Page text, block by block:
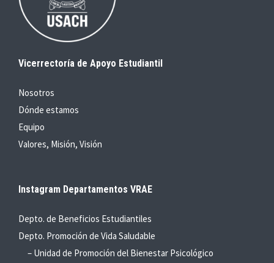
Vicerrectoría de Apoyo Estudiantil
Nosotros
Dónde estamos
Equipo
Valores, Misión, Visión
Instagram Departamentos VRAE
Depto. de Beneficios Estudiantiles
Depto. Promoción de Vida Saludable
– Unidad de Promoción del Bienestar Psicológico